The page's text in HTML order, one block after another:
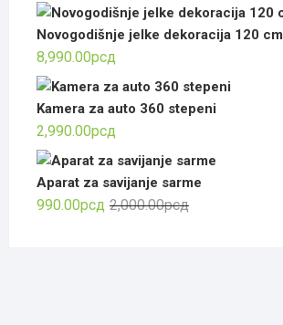
Novogodišnje jelke dekoracija 120 cm
8,990.00рсд
Kamera za auto 360 stepeni
2,990.00рсд
Aparat za savijanje sarme
2,000.00рсдОригинална
990.00рсд
Тренутна